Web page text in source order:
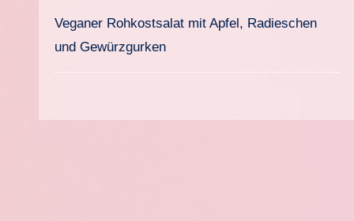
Veganer Rohkostsalat mit Apfel, Radieschen
und Gewürzgurken